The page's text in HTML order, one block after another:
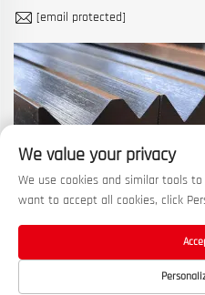
[email protected]
कॉपीराइट © 2026 चीन शंघाई मशीन टूल
We value your privacy
We use cookies and similar tools
want to accept all cookies, click